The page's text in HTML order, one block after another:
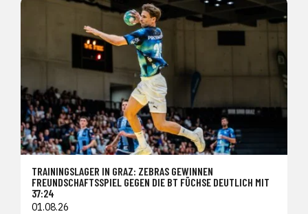
TRAININGSLAGER IN GRAZ: ZEBRAS GEWINNEN
FREUNDSCHAFTSSPIEL GEGEN DIE BT FÜCHSE DEUTLICH MIT
37:24
01.08.26